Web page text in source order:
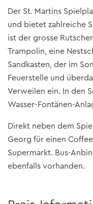
Der St. Martins
und bietet zahlreiche
ist der grosse
Trampolin, eine
Sandkasten, der im
Feuerstelle und
Verweilen ein. In den
Wasser-Fontänen-
Direkt neben dem
Georg für einen
Supermarkt. Bus-
ebenfalls vorhanden.